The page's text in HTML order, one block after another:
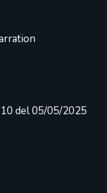
del 05/05/2025